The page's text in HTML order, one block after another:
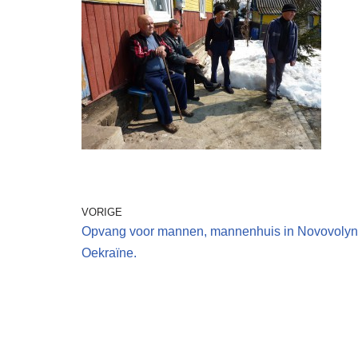
VORIGE
Opvang voor mannen, mannenhuis in
Oekraïne.